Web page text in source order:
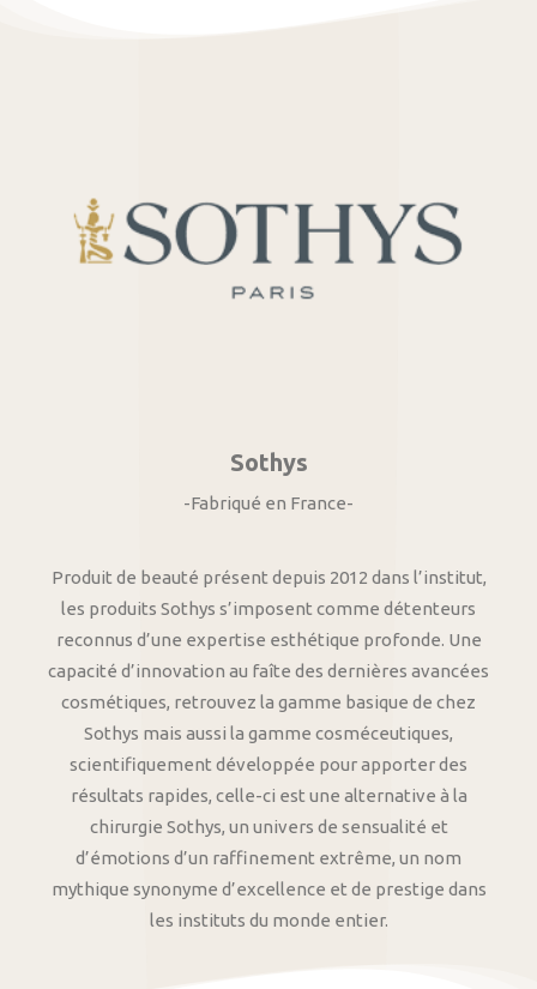
Sothys
-Fabriqué en France-
Produit de beauté présent depuis 2012 dans l’institut,
les produits Sothys s’imposent comme détenteurs
reconnus d’une expertise esthétique profonde. Une
capacité d’innovation au faîte des dernières avancées
cosmétiques, retrouvez la gamme basique de chez
Sothys mais aussi la gamme cosméceutiques,
scientifiquement développée pour apporter des
résultats rapides, celle-ci est une alternative à la
chirurgie Sothys, un univers de sensualité et
d’émotions d’un raffinement extrême, un nom
mythique synonyme d’excellence et de prestige dans
les instituts du monde entier.